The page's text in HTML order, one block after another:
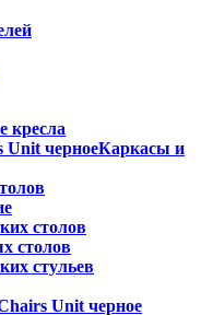
кресла
Каркасы и
столов
столов
стульев